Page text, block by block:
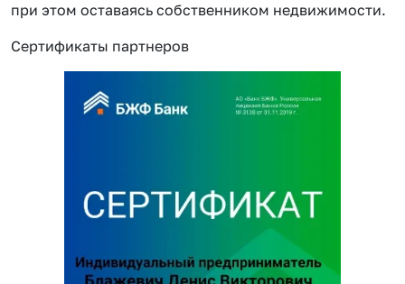
при этом оставаясь собственником недвижимости.
Сертификаты партнеров